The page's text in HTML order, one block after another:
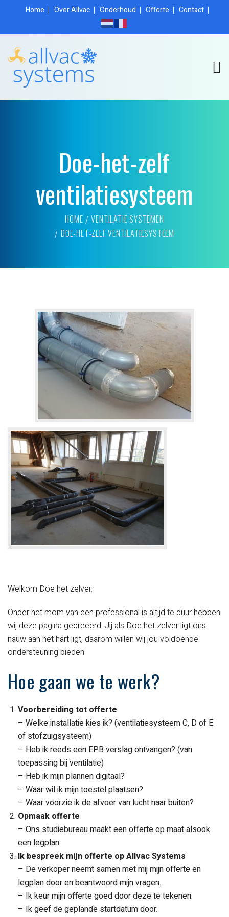
Home Over Allvac Onderhoud Offerte Contact
Doe-het-zelf
ventilatiesysteem
HOME
VENTILATIE SYSTEMEN
DOE-HET-ZELF VENTILATIESYSTEEM
Welkom Doe het zelver.
Onder het mom van een professional is altijd te duur hebben
wij deze pagina gecreëerd. Jij als Doe het zelver ligt ons
nauw aan het hart ligt, daarom willen wij jou voldoende
ondersteuning bieden.
Hoe gaan we te werk?
Voorbereiding tot offerte
– Welke installatie kies ik? (ventilatiesysteem C, D of E
of stofzuigsysteem)
– Heb ik reeds een EPB verslag ontvangen? (van
toepassing bij ventilatie)
– Heb ik mijn plannen digitaal?
– Waar wil ik mijn toestel plaatsen?
– Waar voorzie ik de afvoer van lucht naar buiten?
Opmaak offerte
– Ons studiebureau maakt een offerte op maat alsook
een legplan.
Ik bespreek mijn offerte op Allvac Systems
– De verkoper neemt samen met mij mijn offerte en
legplan door en beantwoord mijn vragen.
– Ik keur mijn offerte goed door deze te tekenen.
– Ik geef de geplande startdatum door.